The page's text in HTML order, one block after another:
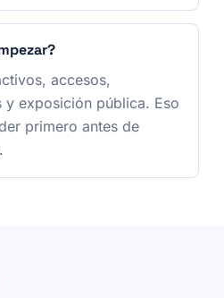
accesos,
exposición pública. Eso
primero antes de